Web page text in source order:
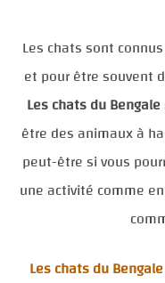
Les chats sont
et pour être souvent
Les chats du Bengale
être des animaux à
peut-être si vous
une activité comme
Les chats du Bengale